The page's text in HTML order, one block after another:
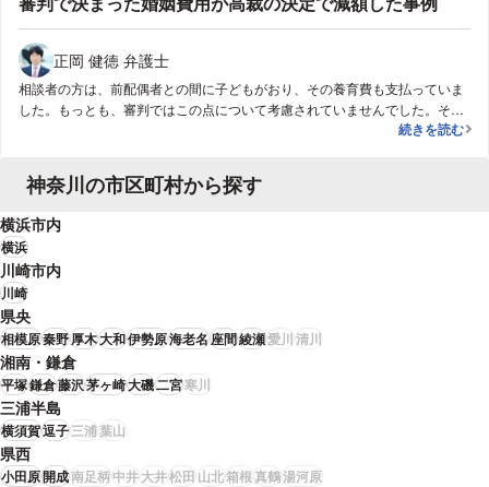
正岡 健徳 弁護士
相談者の方は、前配偶者との間に子どもがおり、その養育費も支払っていま
した。もっとも、審判ではこの点について考慮されていませんでした。そこ
で、直ちに高裁に不服（即時抗告）を申し立てることになりました。調停・
実自体は確認できましたが、これに基づく具体的な主張はなされておらず、
審判書の理由でも触れられていませんでした。そこで、抗告審（高裁）で
は、養育費の支出に関する証拠を提出し、当該養育費の負担を考慮に入れた
場合の婚姻費用について改めて主張したところ、これが考慮され、原審より
減額された婚姻費用が認定されました。
審判で決まっ
続きを読む
神奈川の市区町村から探す
横浜市内
横浜
川崎市内
川崎
県央
相模原秦野厚木大和伊勢原海老名座間綾瀬愛川清川
湘南・鎌倉
平塚鎌倉藤沢茅ヶ崎大磯二宮寒川
三浦半島
横須賀逗子三浦葉山
県西
小田原開成南足柄中井大井松田 山北箱根真鶴湯河原